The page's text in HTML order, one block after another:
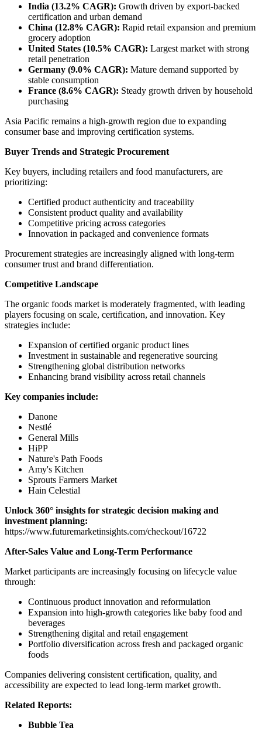
India (13.2% CAGR): Growth driven by export-backed
certification and urban demand
China (12.8% CAGR): Rapid retail expansion and premium
grocery adoption
United States (10.5% CAGR): Largest market with strong
retail penetration
Germany (9.0% CAGR): Mature demand supported by
stable consumption
France (8.6% CAGR): Steady growth driven by household
purchasing
Asia Pacific remains a high-growth region due to expanding
consumer base and improving certification systems.
Buyer Trends and Strategic Procurement
Key buyers, including retailers and food manufacturers, are
prioritizing:
Certified product authenticity and traceability
Consistent product quality and availability
Competitive pricing across categories
Innovation in packaged and convenience formats
Procurement strategies are increasingly aligned with long-term
consumer trust and brand differentiation.
Competitive Landscape
The organic foods market is moderately fragmented, with leading
players focusing on scale, certification, and innovation. Key
strategies include:
Expansion of certified organic product lines
Investment in sustainable and regenerative sourcing
Strengthening global distribution networks
Enhancing brand visibility across retail channels
Key companies include:
Danone
Nestlé
General Mills
HiPP
Nature's Path Foods
Amy's Kitchen
Sprouts Farmers Market
Hain Celestial
Unlock 360° insights for strategic decision making and
investment planning:
https://www.futuremarketinsights.com/checkout/16722
After-Sales Value and Long-Term Performance
Market participants are increasingly focusing on lifecycle value
through:
Continuous product innovation and reformulation
Expansion into high-growth categories like baby food and
beverages
Strengthening digital and retail engagement
Portfolio diversification across fresh and packaged organic
foods
Companies delivering consistent certification, quality, and
accessibility are expected to lead long-term market growth.
Related Reports:
Bubble Tea